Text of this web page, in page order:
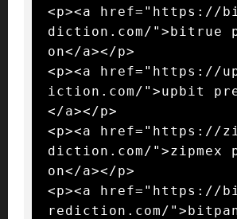
<p><a href="https://
diction.com/">bitrue
on</a></p>
<p><a href="https://
iction.com/">upbit
</a></p>
<p><a href="https://
diction.com/">zipmex
on</a></p>
<p><a href="https://
rediction.com/